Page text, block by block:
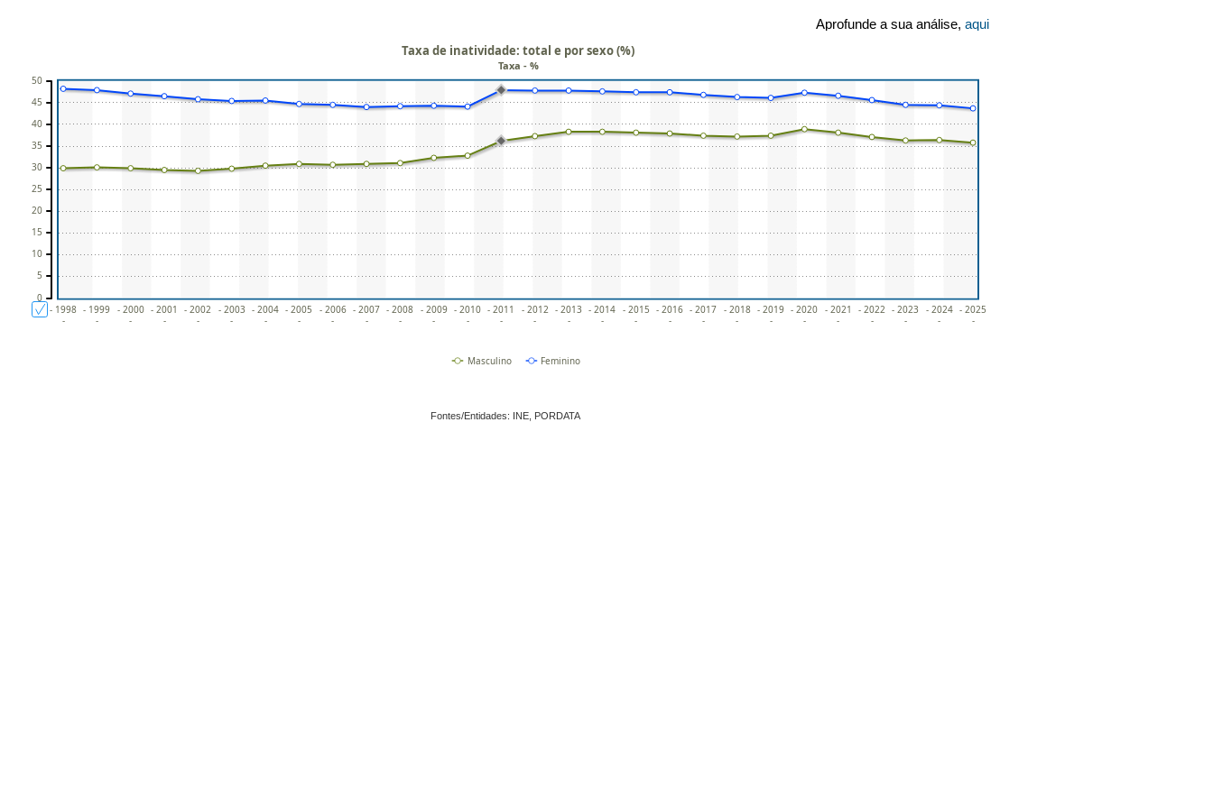
Aprofunde a sua análise, aqui
- 1998
-
- 1999
-
- 2000
-
- 2001
-
- 2002
-
- 2003
-
- 2004
-
- 2005
-
- 2006
-
- 2007
-
- 2008
-
- 2009
-
- 2010
-
- 2011
-
- 2012
-
- 2013
-
- 2014
-
- 2015
-
- 2016
-
- 2017
-
- 2018
-
- 2019
-
- 2020
-
- 2021
-
- 2022
-
- 2023
-
- 2024
-
- 2025
-
Taxa de inatividade: total e por sexo (%)
Taxa - %
0
5
10
15
20
25
30
35
40
45
50
Masculino Feminino
Fontes/Entidades: INE, PORDATA